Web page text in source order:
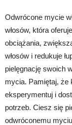
Odwrócone mycie
włosów, która
obciążania,
włosów i redukuje
pielęgnację swoich
mycia. Pamiętaj, że
eksperymentuj i
potrzeb. Ciesz się
odwróconemu